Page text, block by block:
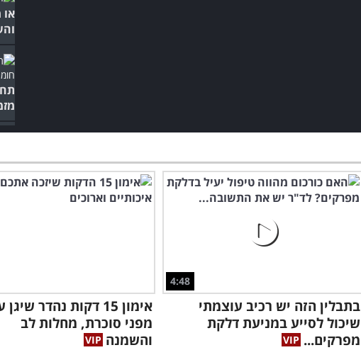
4:48
בתבלין הזה יש רכיב עוצמתי
שיכול לסייע במניעת דלקת
מפרקים...
אימון 15 דקות נהדר
מפני סוכרת, מחלות לב
והשמנה